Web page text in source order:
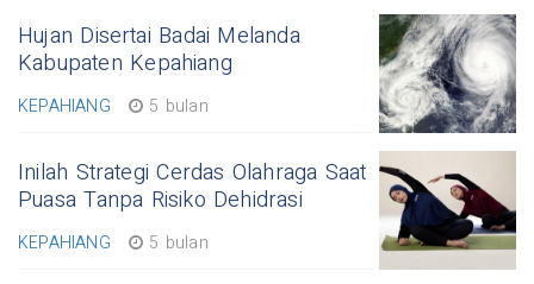
Hujan Disertai Badai Melanda
Kabupaten Kepahiang
KEPAHIANG 5 bulan
Inilah Strategi Cerdas Olahraga Saat
Puasa Tanpa Risiko Dehidrasi
KEPAHIANG 5 bulan